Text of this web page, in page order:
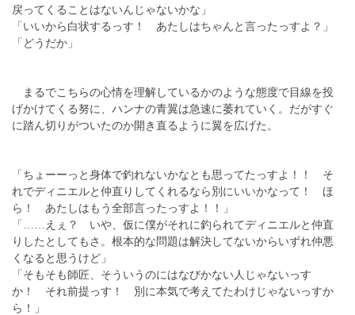
戻ってくることはないんじゃないかな」
「いいから白状するっす！ あたしはちゃんと言ったっすよ？」
「どうだか」
まるでこちらの心情を理解しているかのような態度で目線を投
げかけてくる努に、ハンナの青翼は急速に萎れていく。だがすぐ
に踏ん切りがついたのか開き直るように翼を広げた。
「ちょーーっと身体で釣れないかなとも思ってたっすよ！！ そ
れでディニエルと仲直りしてくれるなら別にいいかなって！ ほ
ら！ あたしはもう全部言ったっすよ！！」
「……えぇ？ いや、仮に僕がそれに釣られてディニエルと仲直
りしたとしてもさ。根本的な問題は解決してないからいずれ仲悪
くなると思うけど」
「そもそも師匠、そういうのにはなびかない人じゃないっす
か！ それ前提っす！ 別に本気で考えてたわけじゃないっすか
ら！」